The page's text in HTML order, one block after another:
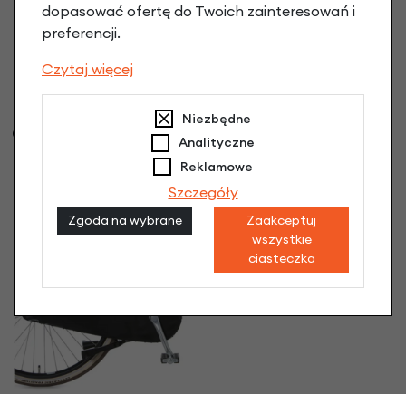
Gumowa osłona zamka
akumulatora Cortina
590 mm
dopasować ofertę do Twoich zainteresowań i
preferencji.
Czytaj więcej
Niezbędne
Analityczne
Reklamowe
Szczegóły
Zgoda na wybrane
Zaakceptuj
wszystkie
ciasteczka